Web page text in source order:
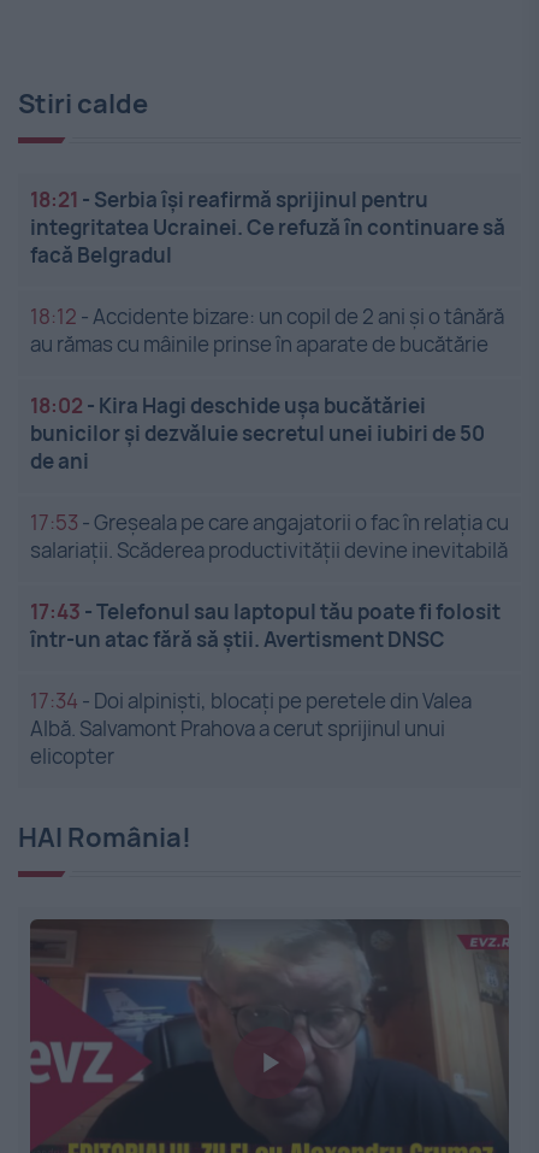
Stiri calde
18:21 - Serbia își reafirmă sprijinul pentru
integritatea Ucrainei. Ce refuză în continuare să
facă Belgradul
18:12 -Accidente bizare: un copil de 2 ani și o tânără
au rămas cu mâinile prinse în aparate de bucătărie
18:02 - Kira Hagi deschide ușa bucătăriei
bunicilor și dezvăluie secretul unei iubiri de 50
de ani
17:53 -Greșeala pe care angajatorii o fac în relația cu
salariații. Scăderea productivității devine inevitabilă
17:43 -Telefonul sau laptopul tău poate fi folosit
într-un atac fără să știi. Avertisment DNSC
17:34 - Doi alpiniști, blocați pe peretele din Valea
Albă. Salvamont Prahova a cerut sprijinul unui
elicopter
HAI România!